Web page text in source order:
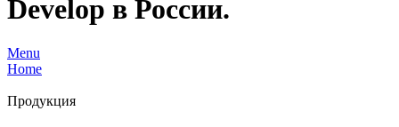
Develop в России.
Menu
Home
Продукция